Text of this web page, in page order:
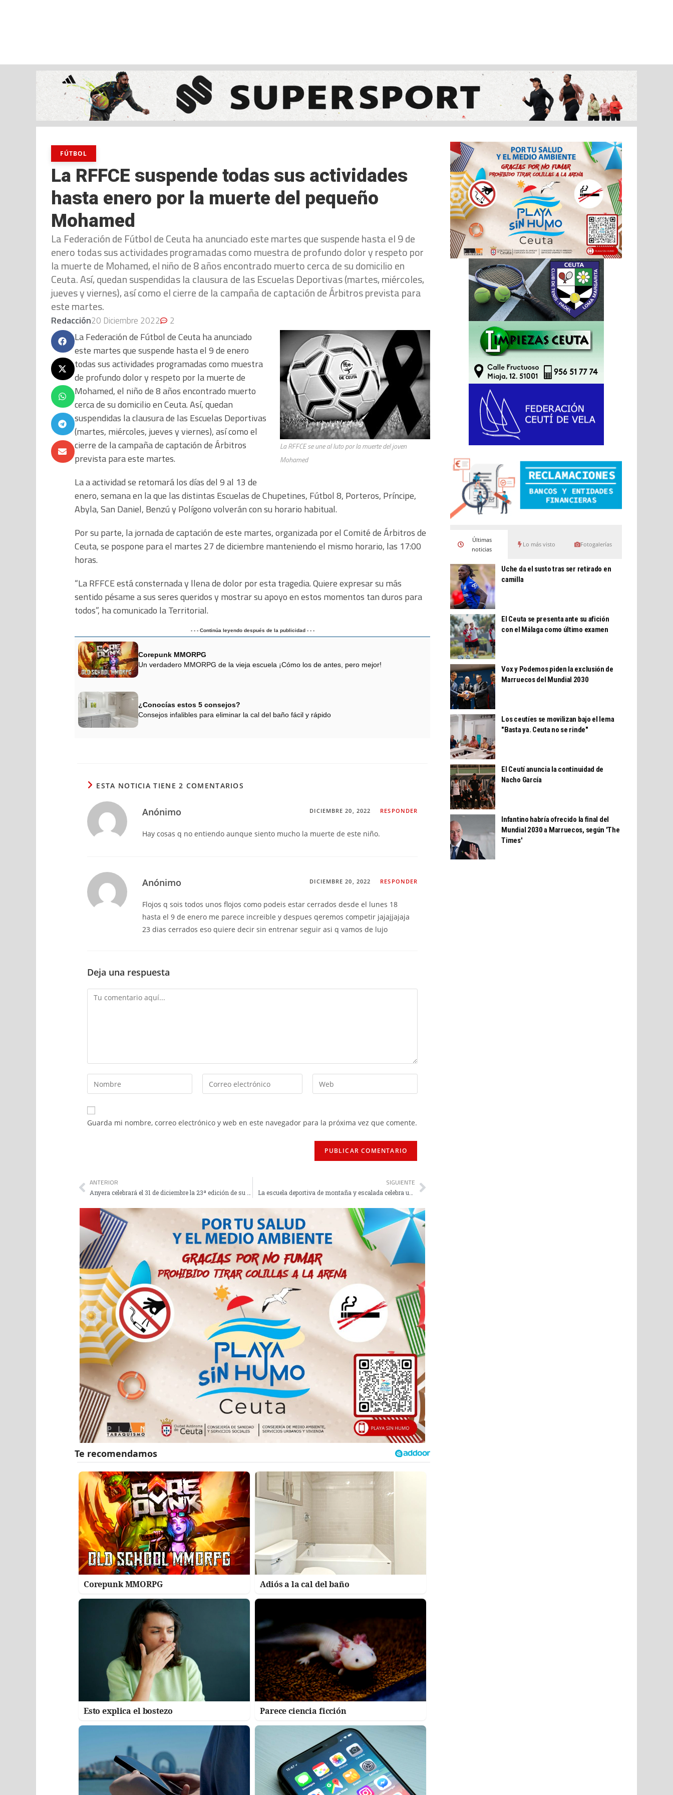
FÚTBOL
La RFFCE suspende todas sus actividades
hasta enero por la muerte del pequeño
Mohamed
La Federación de Fútbol de Ceuta ha anunciado este martes que suspende hasta el 9 de
enero todas sus actividades programadas como muestra de profundo dolor y respeto por
la muerte de Mohamed, el niño de 8 años encontrado muerto cerca de su domicilio en
Ceuta. Así, quedan suspendidas la clausura de las Escuelas Deportivas (martes, miércoles,
jueves y viernes), así como el cierre de la campaña de captación de Árbitros prevista para
este martes.
Redacción20 Diciembre 2022 2
La RFFCE se une al luto por la muerte del joven
Mohamed
La Federación de Fútbol de Ceuta ha anunciado
este martes que suspende hasta el 9 de enero
todas sus actividades programadas como muestra
de profundo dolor y respeto por la muerte de
Mohamed, el niño de 8 años encontrado muerto
cerca de su domicilio en Ceuta. Así, quedan
suspendidas la clausura de las Escuelas Deportivas
(martes, miércoles, jueves y viernes), así como el
cierre de la campaña de captación de Árbitros
prevista para este martes.
La a actividad se retomará los días del 9 al 13 de
enero, semana en la que las distintas Escuelas de Chupetines, Fútbol 8, Porteros, Príncipe,
Abyla, San Daniel, Benzú y Polígono volverán con su horario habitual.
Por su parte, la jornada de captación de este martes, organizada por el Comité de Árbitros de
Ceuta, se pospone para el martes 27 de diciembre manteniendo el mismo horario, las 17:00
horas.
“La RFFCE está consternada y llena de dolor por esta tragedia. Quiere expresar su más
sentido pésame a sus seres queridos y mostrar su apoyo en estos momentos tan duros para
todos”, ha comunicado la Territorial.
- - - Continúa leyendo después de la publicidad - - -
Corepunk MMORPG
Un verdadero MMORPG de la vieja escuela ¡Cómo los de antes, pero mejor!
¿Conocías estos 5 consejos?
Consejos infalibles para eliminar la cal del baño fácil y rápido
ESTA NOTICIA TIENE 2 COMENTARIOS
Anónimo DICIEMBRE 20, 2022 RESPONDER
Hay cosas q no entiendo aunque siento mucho la muerte de este niño.
Anónimo DICIEMBRE 20, 2022 RESPONDER
Flojos q sois todos unos flojos como podeis estar cerrados desde el lunes 18
hasta el 9 de enero me parece increible y despues qeremos competir jajajjajaja
23 dias cerrados eso quiere decir sin entrenar seguir asi q vamos de lujo
Deja una respuesta
Guarda mi nombre, correo electrónico y web en este navegador para la próxima vez que comente.
ANTERIOR SIGUIENTE
Corepunk MMORPG Adiós a la cal del baño
Esto explica el bostezo Parece ciencia ficción
Últimas
noticias
Lo más visto Fotogalerías
Uche da el susto tras ser retirado en
camilla
El Ceuta se presenta ante su afición
con el Málaga como último examen
Vox y Podemos piden la exclusión de
Marruecos del Mundial 2030
Los ceutíes se movilizan bajo el lema
"Basta ya. Ceuta no se rinde"
El Ceutí anuncia la continuidad de
Nacho García
Infantino habría ofrecido la final del
Mundial 2030 a Marruecos, según 'The
Times'